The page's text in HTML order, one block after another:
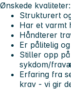
Ønskede kvaliteter:
Strukturert
Har et varmt
Håndterer
Er pålitelig
Stiller opp
sykdom/
Erfaring fra
krav - vi gir